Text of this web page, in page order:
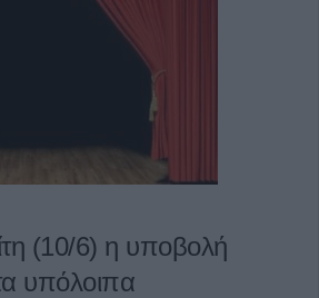
(10/6) η υποβολή
υπόλοιπα